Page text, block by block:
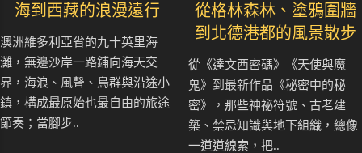
海到西藏的浪漫遠行
澳洲維多利亞省的九十英里海
灘，無邊沙岸一路鋪向海天交
界，海浪、風聲、鳥群與沿途小
鎮，構成最原始也最自由的旅途
節奏；當腳步..
從格林森林、塗鴉圍牆
到北德港都的風景散步
從《達文西密碼》《天使與魔
鬼》到最新作品《秘密中的秘
密》，那些神祕符號、古老建
築、禁忌知識與地下組織，總像
一道道線索，把..